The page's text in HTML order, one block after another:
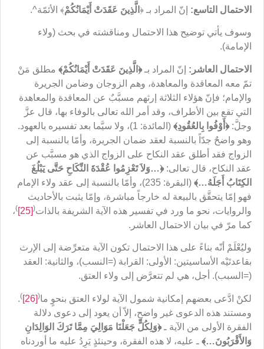
الاحتمال التاسع: إنّ المراد بـ ﴿ الَّذِينَ عَقَدَتْ أَيْمَانُكُمْ﴾ الأئمّة^.
وسوف يأتي توضيح هذا الاحتمال ومناقشته في بحث (ولاء
الإمامة).
الاحتمال العاشر: إنّ المراد بـ﴿ الَّذِينَ عَقَدَتْ أَيْمَانُكُمْ﴾ مطلق مَنْ
تمّ معه المعاقدة والمعاهدة، وهم الزوجان وضامن الجريرة
والإمام؛ فإنّ هؤلاء الثلاثة إرثهم مسبَّبٌ عن المعاقدة والمعاهدة
التي تقع بين الأطراف، وقد أمر الله تعالى بالوفاء بها، قال عزَّ
وجلَّ:﴿ أَوْفُوا بِالعُقُودِ﴾
(المائدة: 1)، ولا سيَّما بعد تفسيره بالعهود.
وهو واضحٌ جدّاً بالنسبة لعقد ضمان الجريرة، وأمّا بالنسبة إلى
الزواج فقد أطلق عقد النكاح على الزواج الذي هو مسبَّب عن
عقد النكاح، قال تعالى:﴿…وَلاَ تَعْزِمُوا عُقْدَةَ النِّكَاحِ حَتَّى يَبْلُغَ
الكِتَابُ أَجَلَهُ…﴾
(البقرة: 235)، وأمّا بالنسبة إلى عقد ولاء الإمام
فهو إمّا يتحقَّق بالبيعة له خارجاً مباشرة، وإمّا يثبت بالأحاديث
والروايات، نحو ما ورد في تفسير هذه الآية الشريفة بالذات(
[25]
)،
كما مرّ في بيان الاحتمال العاشر.
وليُعْلَمْ أنّه بناءً على هذا الاحتمال تكون الآية متعرِّضة إلى الإرث
بقاعدتَيْه الأساسيتين: الأولى: القرابة (=النسب)، والثانية: العقد
(=السبب). أجل، هي لم تتعرَّض إلى ولاء العتق.
لكنْ ادَّعى بعضهم إمكانية شمول الآية لولاء العتق بنحوٍ ما(
[26]
)
.
ومستند هذه الدعوى غير واضحٍ، إلاّ أن يعود إلى دعوى دلالة
الفقرة الأولى من الآية ـ﴿وَلِكُلٍّ جَعَلْنَا مَوَالِيَ مِمَّا تَرَكَ الوَالِدَانِ
وَالأَقْرَبُونَ…﴾ ـ عليه، لا هذه الفقرة، وحينئذٍ يَرِدُ عليه ما أوردناه